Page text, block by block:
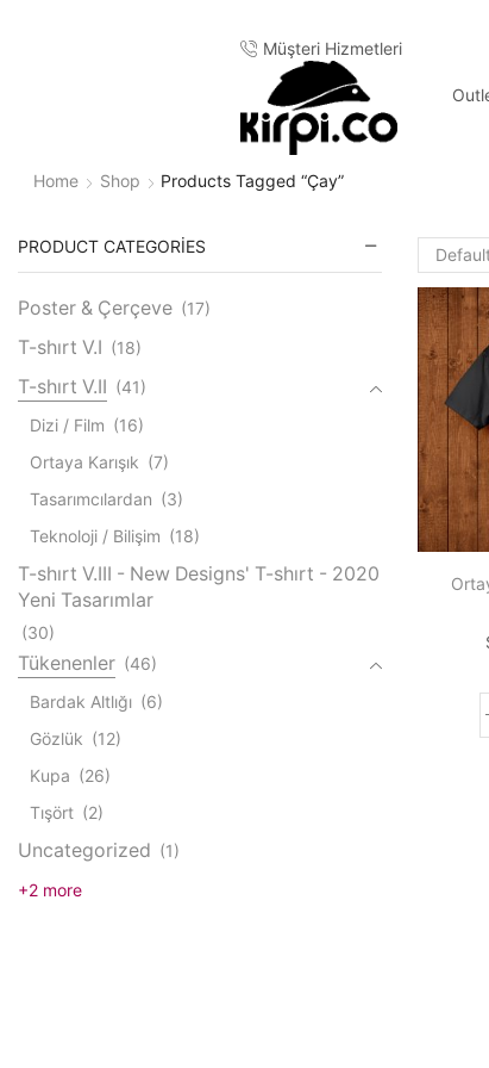
Müşteri Hizmetleri
Home Shop Products Tagged “çay”
PRODUCT CATEGORIES
Poster & Çerçeve (17)
T-shırt V.I (18)
T-shırt V.II (41)
Dizi / Film (16)
Ortaya Karışık (7)
Tasarımcılardan (3)
Teknoloji / Bilişim (18)
T-shırt V.III - New Designs' T-shırt - 2020
Yeni Tasarımlar
(30)
Tükenenler (46)
Bardak Altlığı (6)
Gözlük (12)
Kupa (26)
Tışört (2)
Uncategorized (1)
+2 more